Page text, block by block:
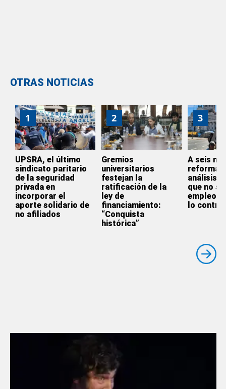
OTRAS NOTICIAS
1
UPSRA, el último
sindicato paritario
de la seguridad
privada en
incorporar el
aporte solidario de
no afiliados
2
Gremios
universitarios
festejan la
ratificación de la
ley de
financiamiento:
“Conquista
histórica”
3
A seis
reforma
análisis
que no
empleo
lo